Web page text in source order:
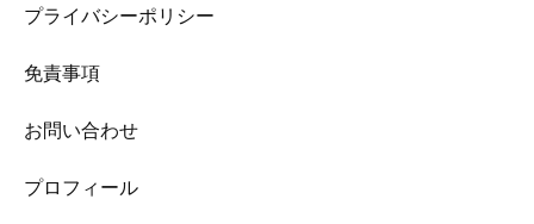
プライバシーポリシー
免責事項
お問い合わせ
プロフィール